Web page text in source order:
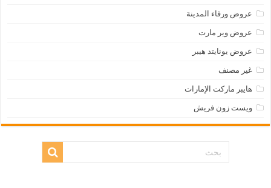
عروض ورقاء المدينة
عروض وير مارت
عروض يونايتد هيبر
غير مصنف
هايبر ماركت الإمارات
ويست زون فريش